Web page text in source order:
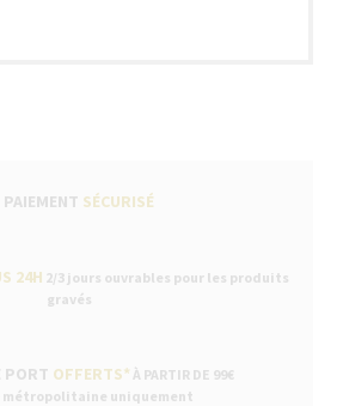
PAIEMENT SÉCURISÉ
24H 2/3 jours ouvrables pour les produits
gravés
PORT OFFERTS* À PARTIR DE 99€
métropolitaine uniquement